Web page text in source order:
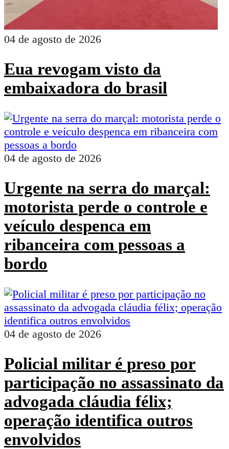
04 de agosto de 2026
Eua revogam visto da
embaixadora do brasil
04 de agosto de 2026
Urgente na serra do marçal:
motorista perde o controle e
veículo despenca em
ribanceira com pessoas a
bordo
04 de agosto de 2026
Policial militar é preso por
participação no assassinato da
advogada cláudia félix;
operação identifica outros
envolvidos